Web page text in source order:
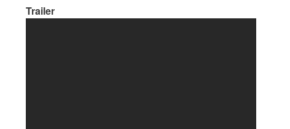
Trailer